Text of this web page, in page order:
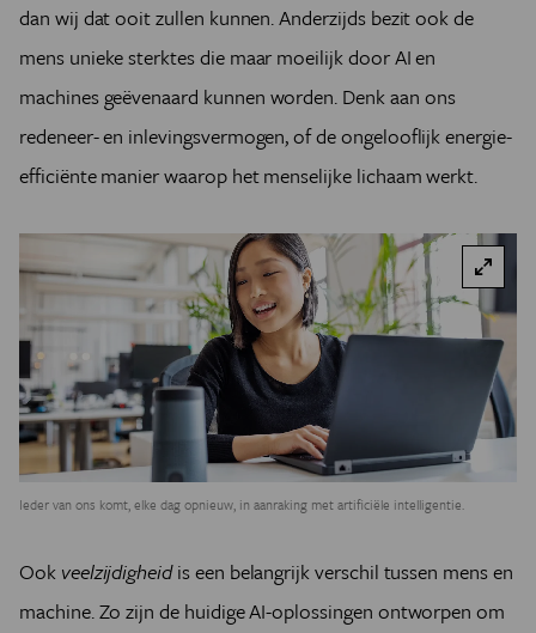
dan wij dat ooit zullen kunnen. Anderzijds bezit ook de
mens unieke sterktes die maar moeilijk door AI en
machines geëvenaard kunnen worden. Denk aan ons
redeneer- en inlevingsvermogen, of de ongelooflijk energie-
efficiënte manier waarop het menselijke lichaam werkt.
Ieder van ons komt, elke dag opnieuw, in aanraking met artificiële intelligentie.
Ook veelzijdigheidis een belangrijk verschil tussen mens en
machine. Zo zijn de huidige AI-oplossingen ontworpen om